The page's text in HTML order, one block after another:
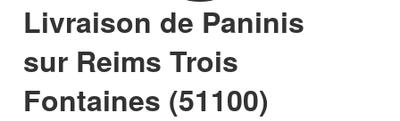
Livraison de Paninis
sur Reims Trois
Fontaines (51100)